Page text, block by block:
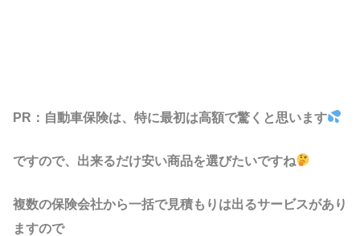
PR：自動車保険は、特に最初は高額で驚くと思います
ですので、出来るだけ安い商品を選びたいですね
複数の保険会社から一括で見積もりは出るサービスがあり
ますので